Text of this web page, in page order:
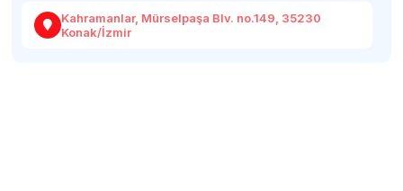
Kahramanlar, Mürselpaşa Blv. no.149, 35230
Konak/İzmir